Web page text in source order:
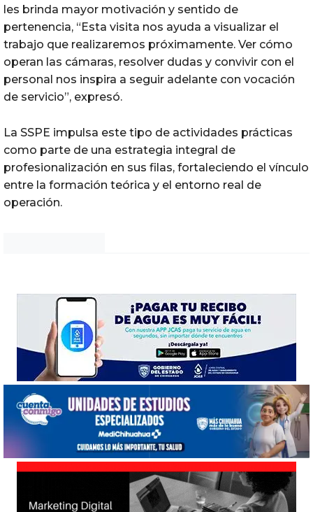
les brinda mayor motivación y sentido de
pertenencia, “Esta visita nos ayuda a visualizar el
trabajo que realizaremos próximamente. Ver cómo
operan las cámaras, resolver dudas y convivir con el
personal nos inspira a seguir adelante con vocación
de servicio”, expresó.
La SSPE impulsa este tipo de actividades prácticas
como parte de una estrategia integral de
profesionalización en sus filas, fortaleciendo el vínculo
entre la formación teórica y el entorno real de
operación.